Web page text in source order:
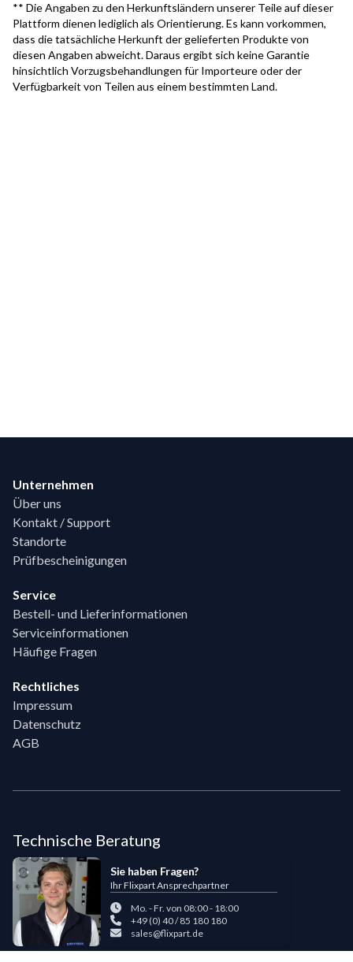
** Die Angaben zu den Herkunftsländern unserer Teile auf dieser
Plattform dienen lediglich als Orientierung. Es kann vorkommen,
dass die tatsächliche Herkunft der gelieferten Produkte von
diesen Angaben abweicht. Daraus ergibt sich keine Garantie
hinsichtlich Vorzugsbehandlungen für Importeure oder der
Verfügbarkeit von Teilen aus einem bestimmten Land.
Unternehmen
Über uns
Kontakt / Support
Standorte
Prüfbescheinigungen
Service
Bestell- und Lieferinformationen
Serviceinformationen
Häufige Fragen
Rechtliches
Impressum
Datenschutz
AGB
Technische Beratung
Sie haben Fragen?
Ihr Flixpart Ansprechpartner
Mo. - Fr. von 08:00 - 18:00
+49 (0) 40 / 85 180 180
sales@flixpart.de